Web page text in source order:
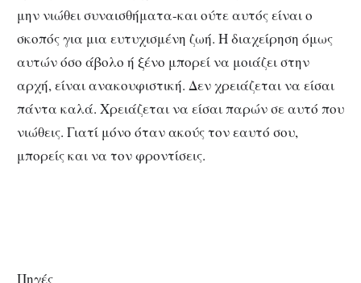
μην νιώθει συναισθήματα-και ούτε αυτός είναι ο
σκοπός για μια ευτυχισμένη ζωή. Η διαχείρηση όμως
αυτών όσο άβολο ή ξένο μπορεί να μοιάζει στην
αρχή, είναι ανακουφιστική. Δεν χρειάζεται να είσαι
πάντα καλά. Χρειάζεται να είσαι παρών σε αυτό που
νιώθεις. Γιατί μόνο όταν ακούς τον εαυτό σου,
μπορείς και να τον φροντίσεις.
Πηγές